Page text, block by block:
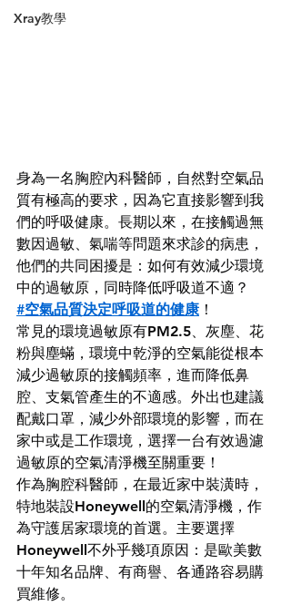
Xray教學
身為一名胸腔內科醫師，自然對空氣品
質有極高的要求，因為它直接影響到我
們的呼吸健康。長期以來，在接觸過無
數因過敏、氣喘等問題來求診的病患，
他們的共同困擾是：如何有效減少環境
中的過敏原，同時降低呼吸道不適？
#空氣品質決定呼吸道的健康 ！
常見的環境過敏原有PM2.5、灰塵、花
粉與塵蟎，環境中乾淨的空氣能從根本
減少過敏原的接觸頻率，進而降低鼻
腔、支氣管產生的不適感。外出也建議
配戴口罩，減少外部環境的影響，而在
家中或是工作環境，選擇一台有效過濾
過敏原的空氣清淨機至關重要！
作為胸腔科醫師，在最近家中裝潢時，
特地裝設Honeywell的空氣清淨機，作
為守護居家環境的首選。主要選擇
Honeywell不外乎幾項原因：是歐美數
十年知名品牌、有商譽、各通路容易購
買維修。